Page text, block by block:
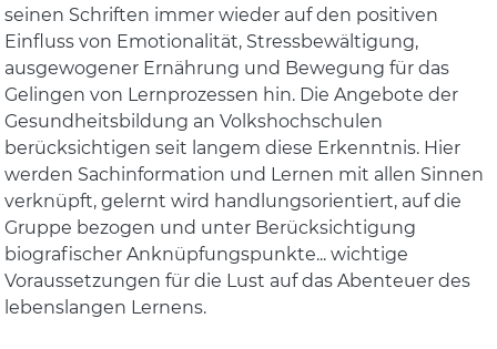
seinen Schriften immer wieder auf den positiven
Einfluss von Emotionalität, Stressbewältigung,
ausgewogener Ernährung und Bewegung für das
Gelingen von Lernprozessen hin. Die Angebote der
Gesundheitsbildung an Volkshochschulen
berücksichtigen seit langem diese Erkenntnis. Hier
werden Sachinformation und Lernen mit allen Sinnen
verknüpft, gelernt wird handlungsorientiert, auf die
Gruppe bezogen und unter Berücksichtigung
biografischer Anknüpfungspunkte... wichtige
Voraussetzungen für die Lust auf das Abenteuer des
lebenslangen Lernens.